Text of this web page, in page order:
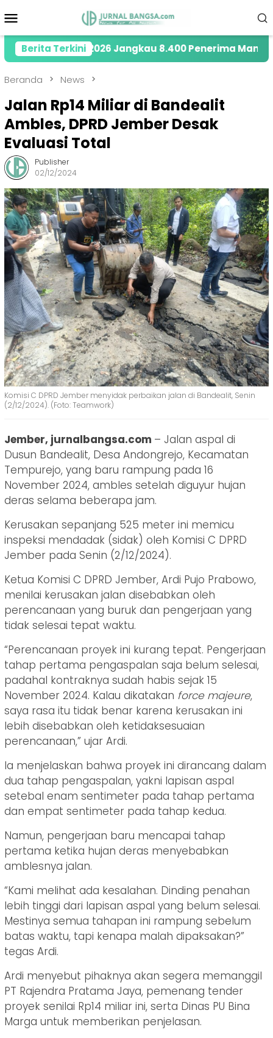
ke
Mobile
Berita Terkini
2026 Jangkau 8.400 Penerima Manfaat melalui
Beranda News
Jalan Rp14 Miliar di Bandealit
Ambles, DPRD Jember Desak
Evaluasi Total
Publisher
02/12/2024
Komisi C DPRD Jember menyidak perbaikan jalan di Bandealit, Senin
(2/12/2024). (Foto: Teamwork)
Jember, jurnalbangsa.com – Jalan aspal di
Dusun Bandealit, Desa Andongrejo, Kecamatan
Tempurejo, yang baru rampung pada 16
November 2024, ambles setelah diguyur hujan
deras selama beberapa jam.
Kerusakan sepanjang 525 meter ini memicu
inspeksi mendadak (sidak) oleh Komisi C DPRD
Jember pada Senin (2/12/2024).
Ketua Komisi C DPRD Jember, Ardi Pujo Prabowo,
menilai kerusakan jalan disebabkan oleh
perencanaan yang buruk dan pengerjaan yang
tidak selesai tepat waktu.
“Perencanaan proyek ini kurang tepat. Pengerjaan
tahap pertama pengaspalan saja belum selesai,
padahal kontraknya sudah habis sejak 15
November 2024. Kalau dikatakan force majeure,
saya rasa itu tidak benar karena kerusakan ini
lebih disebabkan oleh ketidaksesuaian
perencanaan,” ujar Ardi.
Ia menjelaskan bahwa proyek ini dirancang dalam
dua tahap pengaspalan, yakni lapisan aspal
setebal enam sentimeter pada tahap pertama
dan empat sentimeter pada tahap kedua.
Namun, pengerjaan baru mencapai tahap
pertama ketika hujan deras menyebabkan
amblesnya jalan.
“Kami melihat ada kesalahan. Dinding penahan
lebih tinggi dari lapisan aspal yang belum selesai.
Mestinya semua tahapan ini rampung sebelum
batas waktu, tapi kenapa malah dipaksakan?”
tegas Ardi.
Ardi menyebut pihaknya akan segera memanggil
PT Rajendra Pratama Jaya, pemenang tender
proyek senilai Rp14 miliar ini, serta Dinas PU Bina
Marga untuk memberikan penjelasan.